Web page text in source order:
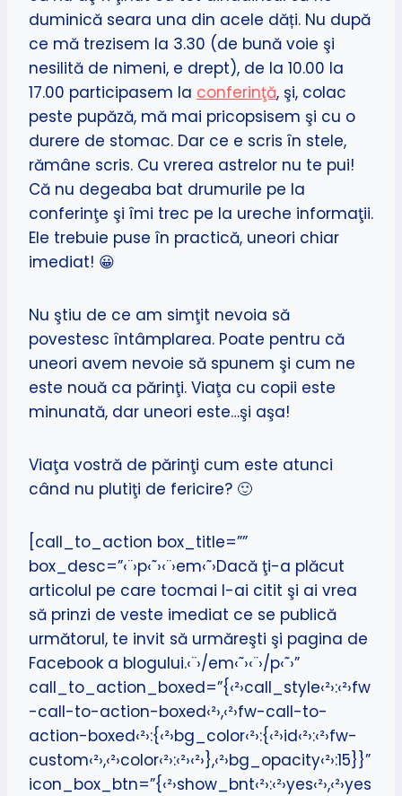
duminică seara una din acele dăți. Nu după
ce mă trezisem la 3.30 (de bună voie şi
nesilită de nimeni, e drept), de la 10.00 la
17.00 participasem la conferinţă, şi, colac
peste pupăză, mă mai pricopsisem şi cu o
durere de stomac. Dar ce e scris în stele,
rămâne scris. Cu vrerea astrelor nu te pui!
Că nu degeaba bat drumurile pe la
conferinţe şi îmi trec pe la ureche informaţii.
Ele trebuie puse în practică, uneori chiar
imediat! 😀
Nu ştiu de ce am simţit nevoia să
povestesc întâmplarea. Poate pentru că
uneori avem nevoie să spunem şi cum ne
este nouă ca părinţi. Viaţa cu copii este
minunată, dar uneori este…şi aşa!
Viaţa vostră de părinţi cum este atunci
când nu plutiţi de fericire? 🙂
[call_to_action box_title=””
box_desc=”‹¨›p‹˜›‹¨›em‹˜›Dacă ţi-a plăcut
articolul pe care tocmai l-ai citit şi ai vrea
să prinzi de veste imediat ce se publică
următorul, te invit să urmăreşti şi pagina de
Facebook a blogului.‹¨›/em‹˜›‹¨›/p‹˜›”
call_to_action_boxed=”{‹²›call_style‹²›:‹²›fw
-call-to-action-boxed‹²›,‹²›fw-call-to-
action-boxed‹²›:{‹²›bg_color‹²›:{‹²›id‹²›:‹²›fw-
custom‹²›,‹²›color‹²›:‹²›‹²›},‹²›bg_opacity‹²›:15}}”
icon_box_btn=”{‹²›show_bnt‹²›:‹²›yes‹²›,‹²›yes